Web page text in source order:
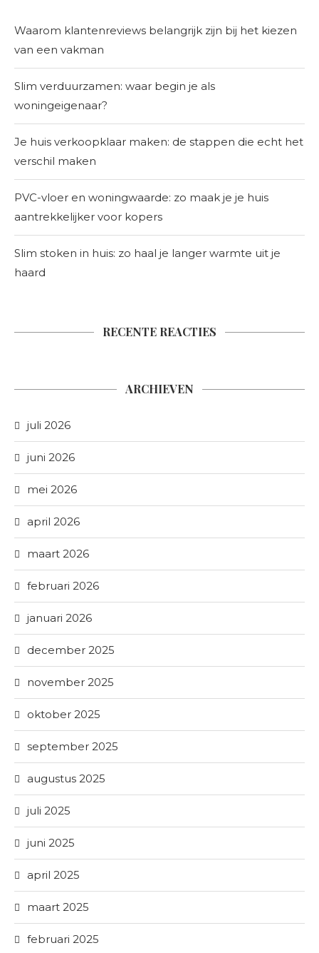
Waarom klantenreviews belangrijk zijn bij het kiezen
van een vakman
Slim verduurzamen: waar begin je als
woningeigenaar?
Je huis verkoopklaar maken: de stappen die echt het
verschil maken
PVC-vloer en woningwaarde: zo maak je je huis
aantrekkelijker voor kopers
Slim stoken in huis: zo haal je langer warmte uit je
haard
RECENTE REACTIES
ARCHIEVEN
juli 2026
juni 2026
mei 2026
april 2026
maart 2026
februari 2026
januari 2026
december 2025
november 2025
oktober 2025
september 2025
augustus 2025
juli 2025
juni 2025
april 2025
maart 2025
februari 2025